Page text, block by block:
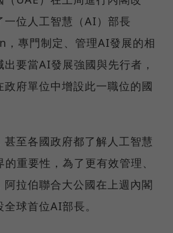
一位人工智慧（AI）部長
專門制定、管理AI發展的相
要當AI發展強國與先行者，
府單位中增設此一職位的國
至各國政府都了解人工智慧
的重要性，為了更有效管理、
阿拉伯聯合大公國在上週內閣
球首位AI部長。